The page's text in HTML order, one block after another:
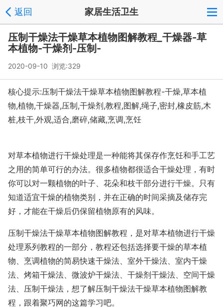
返回 家居生活卫生
压制干燥法干燥草本植物图解教程_干燥器-草
本植物-干燥剂-压制-
2020-09-10 浏览:329
核心提示:压制干燥法干燥草本植物图解教程-干燥,草本植
物,植物,干燥器,压制,干燥剂,教程,图解,绳子,密封,橡皮筋,木
桩,枝干,外观,适合,磨碎,储藏,烹调,烹饪
对草本植物进行干燥处理是一种能将其保存作烹饪和手工艺
之用的简单可行的办法。很多植物都很适合干燥处理，有时
你可以对一颗植物的叶子、花朵和枝干部分进行干燥。只有
知道适宜干燥的植物类别，并在正确的时间采摘及储存完
好，才能在干燥后仍保留植物原有的风味。
压制干燥法干燥草本植物图解教程，是对草本植物进行干燥
处理系列教程的一部分，教程还包括选择要干燥的草本植
物、烹调植物的简易快速干燥法、室外干燥法、室内干燥
法、烤箱干燥法、微波炉干燥法、干燥剂干燥法、空间干燥
法、压制干燥法，想了解压制干燥法干燥草本植物图解教
程，跟着聚巧网的这篇学习吧。